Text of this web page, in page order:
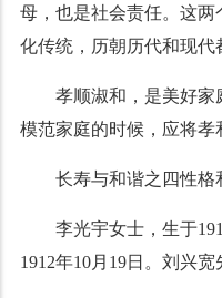
母，也是社会责任。这两
化传统，历朝历代和现代
孝顺淑和，是美好家
模范家庭的时候，应将孝
长寿与和谐之四性格
李光宇女士，生于
1912年10月19日。刘兴宽